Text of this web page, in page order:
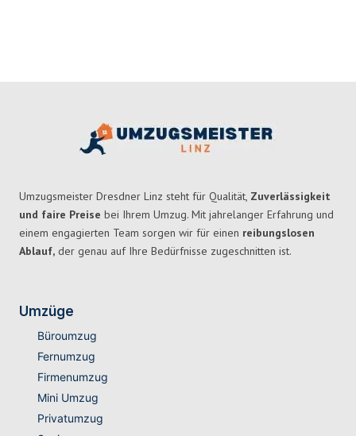
Umzugsmeister Dresdner Linz steht für Qualität, Zuverlässigkeit
und faire Preise bei Ihrem Umzug. Mit jahrelanger Erfahrung und
einem engagierten Team sorgen wir für einen reibungslosen
Ablauf, der genau auf Ihre Bedürfnisse zugeschnitten ist.
Umzüge
Büroumzug
Fernumzug
Firmenumzug
Mini Umzug
Privatumzug